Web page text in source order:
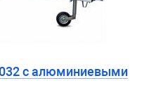
с алюминиевыми